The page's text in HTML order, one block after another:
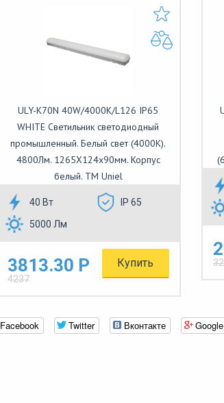
ULY-K70N 40W/4000K/L126 IP65
WHITE Светильник светодиодный
промышленный. Белый свет (4000K).
4800Лм. 1265X124x90мм. Корпус
белый. TM Uniel
40 Вт
IP 65
5000 Лм
3813.30 Р
4237
Купить
Facebook Twitter Вконтакте